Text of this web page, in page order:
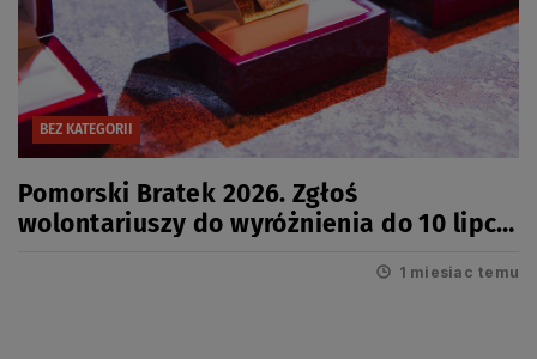
BEZ KATEGORII
Pomorski Bratek 2026. Zgłoś
wolontariuszy do wyróżnienia do 10 lipca
1 miesiac temu